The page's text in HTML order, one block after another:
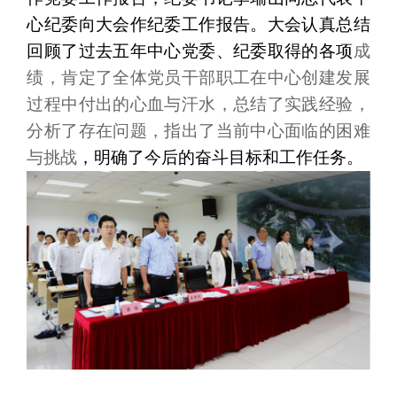
心纪委向大会作纪委工作报告。大会认真总结
回顾了过去五年中心党委、纪委取得的各项成
绩，肯定了全体党员干部职工在中心创建发展
过程中付出的心血与汗水，总结了实践经验，
分析了存在问题，指出了当前中心面临的困难
与挑战 ，明确了今后的奋斗目标和工作任务。